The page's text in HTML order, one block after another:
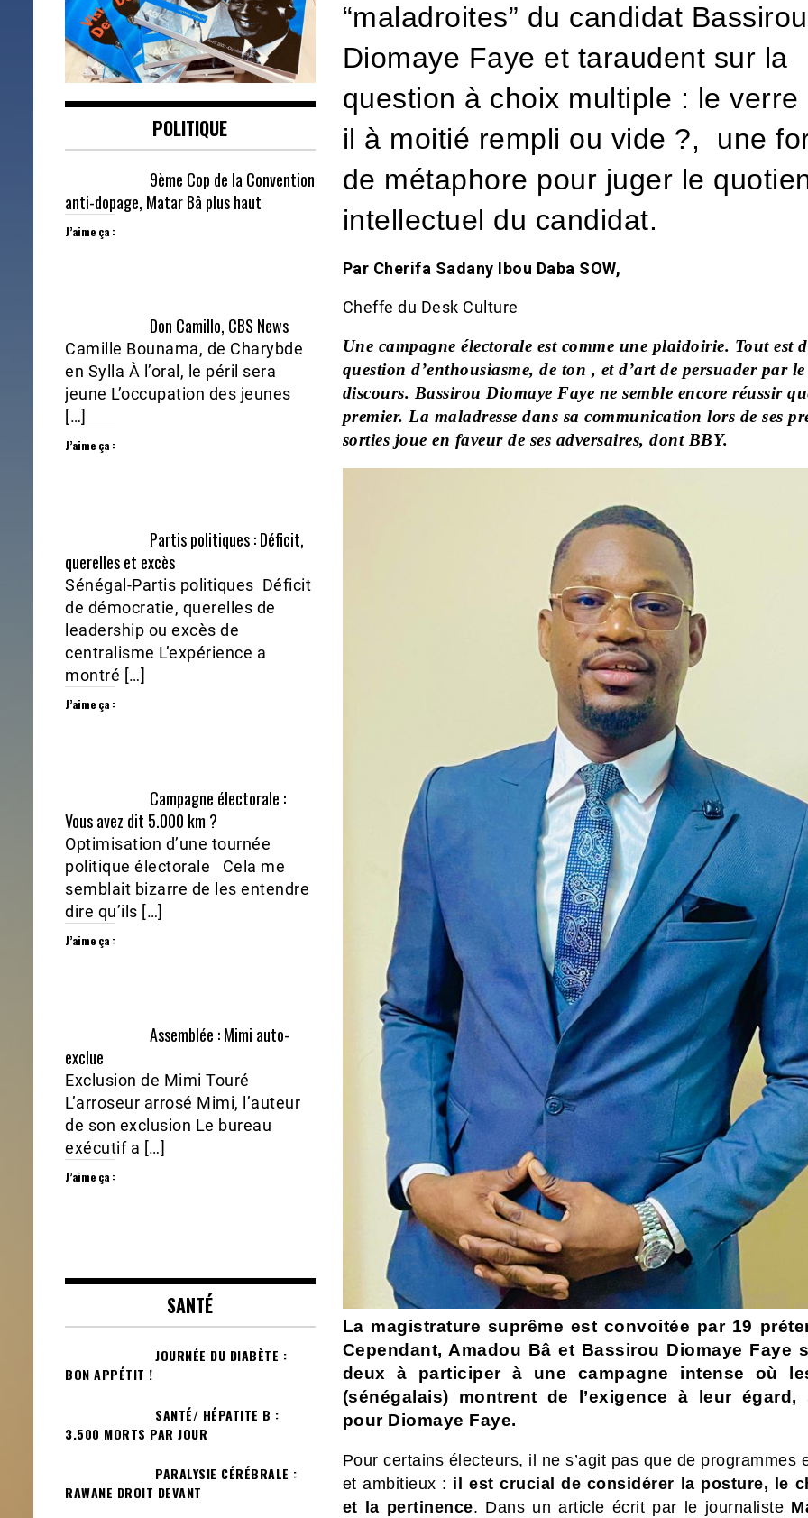
“maladroites” du candidat Bassirou
Diomaye Faye et taraudent sur la
question à choix multiple : le verre
il à moitié rempli ou vide ?, une
de métaphore pour juger le
intellectuel du candidat.
Par Cherifa Sadany Ibou Daba SOW,
Cheffe du Desk Culture
Une campagne électorale est comme une plaidoirie. Tout est
question d’enthousiasme, de ton , et d’art de persuader par le
discours. Bassirou Diomaye Faye ne semble encore réussir
premier. La maladresse dans sa communication lors de ses
sorties joue en faveur de ses adversaires, dont BBY.
La magistrature suprême est convoitée par 19
Cependant, Amadou Bâ et Bassirou Diomaye Faye
deux à participer à une campagne intense où
(sénégalais) montrent de l’exigence à leur égard,
pour Diomaye Faye.
Pour certains électeurs, il ne s’agit pas que de programmes
et ambitieux : il est crucial de considérer la posture, le
et la pertinence. Dans un article écrit par le journaliste
POLITIQUE
9ème Cop de la Convention
anti-dopage, Matar Bâ plus haut
J’aime ça :
Don Camillo, CBS News
Camille Bounama, de Charybde
en Sylla À l’oral, le péril sera
jeune L’occupation des jeunes
[…]
J’aime ça :
Partis politiques : Déficit,
querelles et excès
Sénégal-Partis politiques Déficit
de démocratie, querelles de
leadership ou excès de
centralisme L’expérience a
montré […]
J’aime ça :
Campagne électorale :
Vous avez dit 5.000 km ?
Optimisation d’une tournée
politique électorale Cela me
semblait bizarre de les entendre
dire qu’ils […]
J’aime ça :
Assemblée : Mimi auto-
exclue
Exclusion de Mimi Touré
L’arroseur arrosé Mimi, l’auteur
de son exclusion Le bureau
exécutif a […]
J’aime ça :
SANTÉ
JOURNÉE DU DIABÈTE :
BON APPÉTIT !
SANTÉ/ HÉPATITE B :
3.500 MORTS PAR JOUR
PARALYSIE CÉRÉBRALE :
RAWANE DROIT DEVANT